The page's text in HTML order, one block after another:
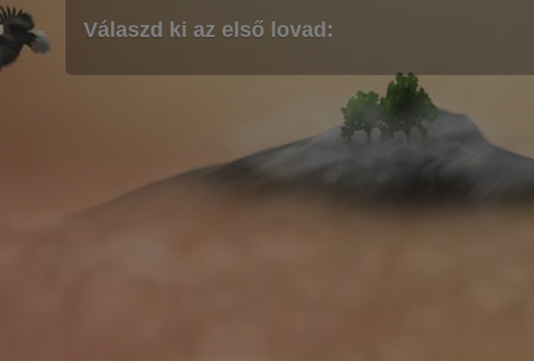
Válaszd ki az első lovad: